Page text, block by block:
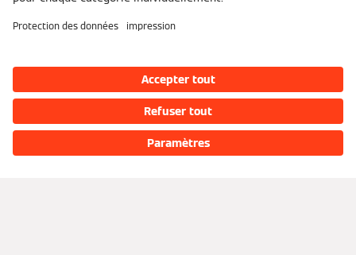
Documentation technique
Portail Partenaire
Réseaux sociaux